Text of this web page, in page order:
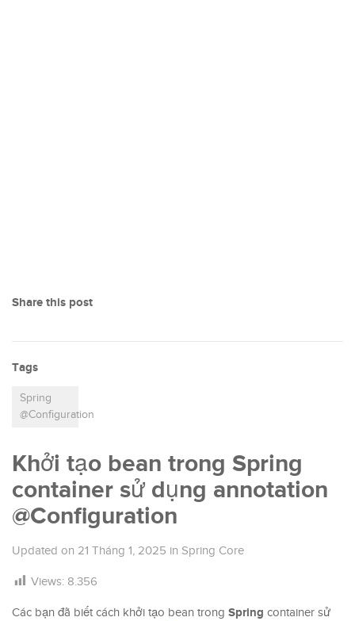
Share this post
Tags
Spring
@Configuration
Khởi tạo bean trong Spring
container sử dụng annotation
@Configuration
Updated on 21 Tháng 1, 2025 in Spring Core
Views: 8.356
Các bạn đã biết cách khởi tạo bean trong Spring container sử